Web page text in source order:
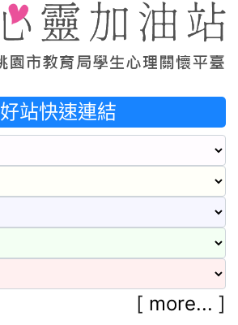
好站快速連結
[ more... ]